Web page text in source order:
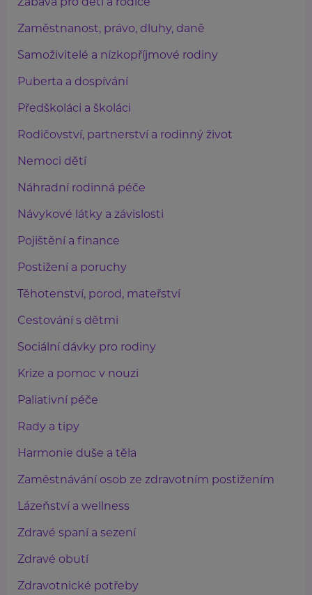
Zaměstnanost, právo, dluhy, daně
Samoživitelé a nízkopříjmové rodiny
Puberta a dospívání
Předškoláci a školáci
Rodičovství, partnerství a rodinný život
Nemoci dětí
Náhradní rodinná péče
Návykové látky a závislosti
Pojištění a finance
Postižení a poruchy
Těhotenství, porod, mateřství
Cestování s dětmi
Sociální dávky pro rodiny
Krize a pomoc v nouzi
Paliativní péče
Rady a tipy
Harmonie duše a těla
Zaměstnávání osob ze zdravotním postižením
Lázeňství a wellness
Zdravé spaní a sezení
Zdravé obutí
Zdravotnické potřeby